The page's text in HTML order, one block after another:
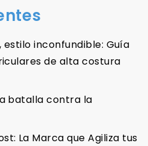
estilo inconfundible: Guía
de alta costura
batalla contra la
La Marca que Agiliza tus